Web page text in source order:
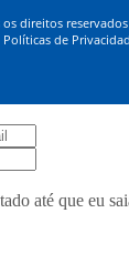
direitos
Políticas de
até que eu